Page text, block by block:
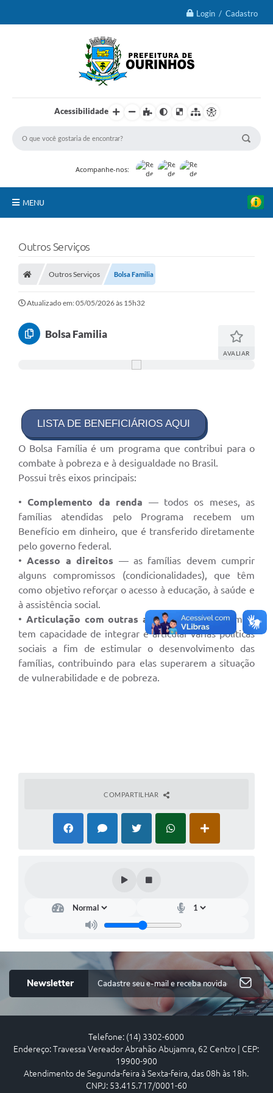
Login / Cadastro
Acessibilidade
Acompanhe-nos:
MENU
Ourinhos
Prefeitura
Portal da Transparência
Turismo
Outros Serviços
Outros Serviços Bolsa Familia
Atualizado em: 05/05/2026 às 15h32
Bolsa Familia
AVALIAR
LISTA DE BENEFICIÁRIOS AQUI
O Bolsa Família é um programa que contribui para o
combate à pobreza e à desigualdade no Brasil.
Possui três eixos principais:
•Complemento da renda — todos os meses, as
famílias atendidas pelo Programa recebem um
Benefício em dinheiro, que é transferido diretamente
pelo governo federal.
•Acesso a direitos — as famílias devem cumprir
alguns compromissos (condicionalidades), que têm
como objetivo reforçar o acesso à educação, à saúde e
à assistência social.
• Articulação com outras ações— o Bolsa Família
tem capacidade de integrar e articular várias políticas
sociais a fim de estimular o desenvolvimento das
famílias, contribuindo para elas superarem a situação
de vulnerabilidade e de pobreza.
COMPARTILHAR
Newsletter
Telefone: (14) 3302-6000
Endereço: Travessa Vereador Abrahão Abujamra, 62 Centro | CEP:
19900-900
Atendimento de Segunda-feira à Sexta-feira, das 08h às 18h.
CNPJ: 53.415.717/0001-60